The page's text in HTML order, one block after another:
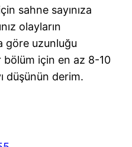
sahne sayınıza
olayların
göre uzunluğu
bölüm için en az 8-10
düşünün derim.